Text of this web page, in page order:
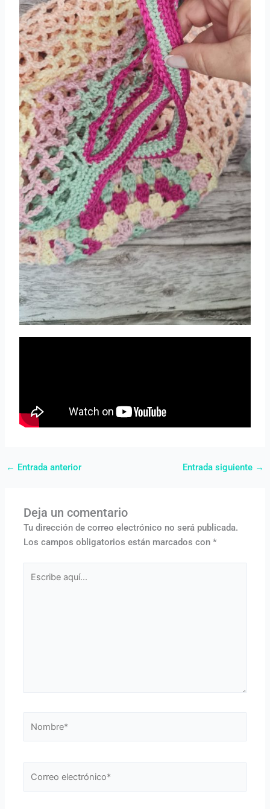
← Entrada anterior Entrada siguiente →
Deja un comentario
Tu dirección de correo electrónico no será publicada.
Los campos obligatorios están marcados con*
aquí...
electrónico*